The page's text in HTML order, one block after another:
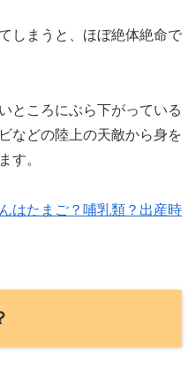
しまうと、ほぼ絶体絶命で
ところにぶら下がっている
などの陸上の天敵から身を
す。
はたまご？哺乳類？出産時